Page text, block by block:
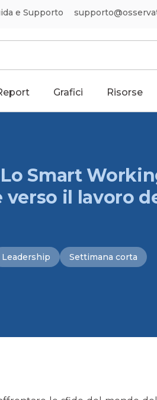
e Supporto
Grafici Risorse
Smart
il lavoro
Leadership Settimana corta